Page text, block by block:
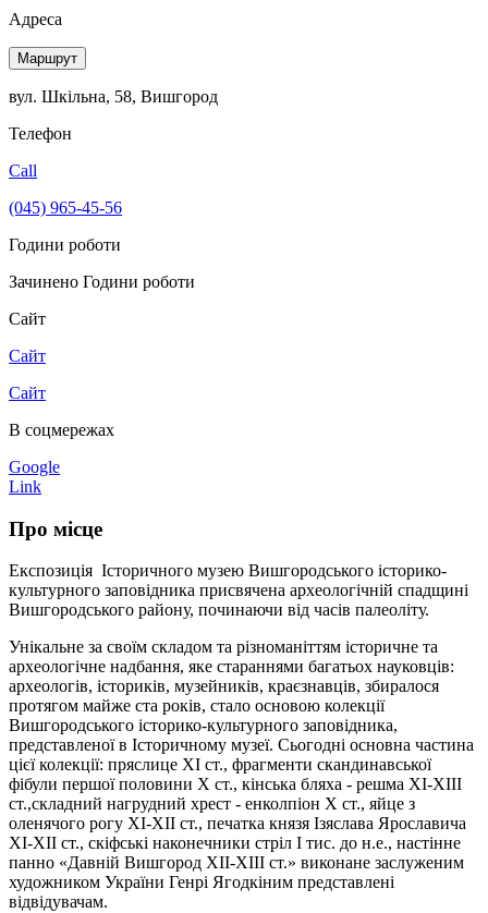
Адреса
Маршрут
вул. Шкільна, 58, Вишгород
Телефон
Call
(045) 965-45-56
Години роботи
Зачинено Години роботи
Сайт
Сайт
Сайт
В соцмережах
Google
Link
Про місце
Експозиція Історичного музею Вишгородського історико-
культурного заповідника присвячена археологічній спадщині
Вишгородського району, починаючи від часів палеоліту.
Унікальне за своїм складом та різноманіттям історичне та
археологічне надбання, яке стараннями багатьох науковців:
археологів, істориків, музейників, краєзнавців, збиралося
протягом майже ста років, стало основою колекції
Вишгородського історико-культурного заповідника,
представленої в Історичному музеї. Сьогодні основна частина
цієї колекції: пряслице ХІ ст., фрагменти скандинавської
фібули першої половини Х ст., кінська бляха - решма ХІ-ХІІІ
ст.,складний нагрудний хрест - енколпіон Х ст., яйце з
оленячого рогу ХІ-ХІІ ст., печатка князя Ізяслава Ярославича
ХІ-ХІІ ст., скіфські наконечники стріл І тис. до н.е., настінне
панно «Давній Вишгород ХІІ-ХІІІ ст.» виконане заслуженим
художником України Генрі Ягодкіним представлені
відвідувачам.